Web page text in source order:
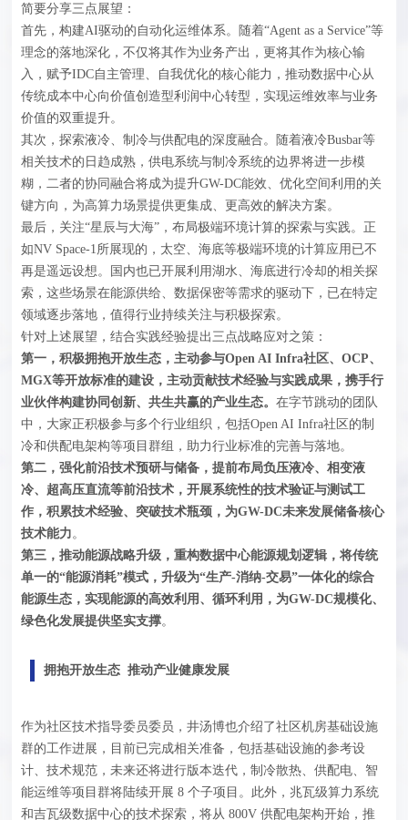
简要分享三点展望：
首先，构建AI驱动的自动化运维体系。随着“Agent as a Service”等
理念的落地深化，不仅将其作为业务产出，更将其作为核心输
入，赋予IDC自主管理、自我优化的核心能力，推动数据中心从
传统成本中心向价值创造型利润中心转型，实现运维效率与业务
价值的双重提升。
其次，探索液冷、制冷与供配电的深度融合。随着液冷Busbar等
相关技术的日趋成熟，供电系统与制冷系统的边界将进一步模
糊，二者的协同融合将成为提升GW-DC能效、优化空间利用的关
键方向，为高算力场景提供更集成、更高效的解决方案。
最后，关注“星辰与大海”，布局极端环境计算的探索与实践。正
如NV Space-1所展现的，太空、海底等极端环境的计算应用已不
再是遥远设想。国内也已开展利用湖水、海底进行冷却的相关探
索，这些场景在能源供给、数据保密等需求的驱动下，已在特定
领域逐步落地，值得行业持续关注与积极探索。
针对上述展望，结合实践经验提出三点战略应对之策：
第一，积极拥抱开放生态，主动参与Open AI Infra社区、OCP、
MGX等开放标准的建设，主动贡献技术经验与实践成果，携手行
业伙伴构建协同创新、共生共赢的产业生态。在字节跳动的团队
中，大家正积极参与多个行业组织，包括Open AI Infra社区的制
冷和供配电架构等项目群组，助力行业标准的完善与落地。
第二，强化前沿技术预研与储备，提前布局负压液冷、相变液
冷、超高压直流等前沿技术，开展系统性的技术验证与测试工
作，积累技术经验、突破技术瓶颈，为GW-DC未来发展储备核心
技术能力 。
第三，推动能源战略升级，重构数据中心能源规划逻辑，将传统
单一的“能源消耗”模式，升级为“生产-消纳-交易”一体化的综合
能源生态，实现能源的高效利用、循环利用，为GW-DC规模化、
绿色化发展提供坚实支撑。
拥抱开放生态 推动产业健康发展
作为社区技术指导委员委员，井汤博也介绍了社区机房基础设施
群的工作进展，目前已完成相关准备，包括基础设施的参考设
计、技术规范，未来还将进行版本迭代，制冷散热、供配电、智
能运维等项目群将陆续开展 8 个子项目。此外，兆瓦级算力系统
和吉瓦级数据中心的技术探索，将从 800V 供配电架构开始，推